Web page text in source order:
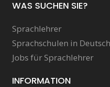
WAS SUCHEN SIE?
Sprachlehrer
Sprachschulen in
Jobs für Sprachlehrer
INFORMATION